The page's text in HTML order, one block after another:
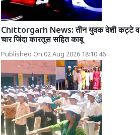
Chittorgarh News: तीन युवक देशी कट्टे व
चार जिंदा कारतूस सहित काबू
Published On 02 Aug 2026 18:10:46